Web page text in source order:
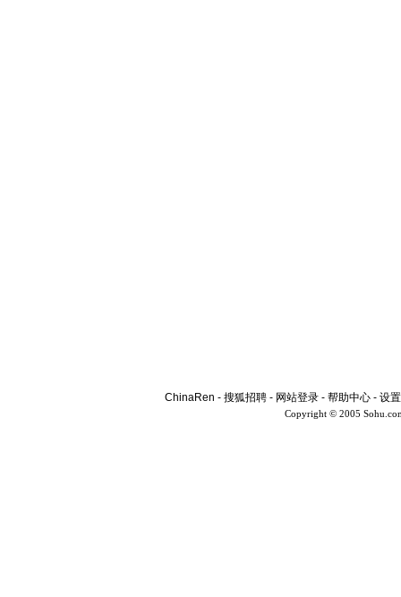
ChinaRen - 搜狐招聘 - 网站登录 - 帮助中心 - 设
Copyright © 2005